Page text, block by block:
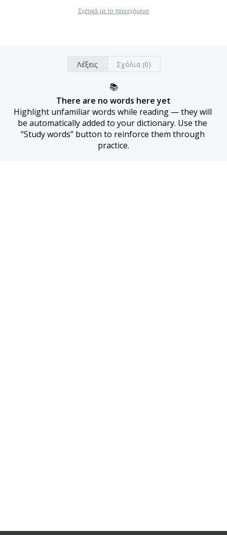
Σχετικά με το περιεχόμενο
Λέξεις Σχόλια (0)
📚
There are no words here yet
Highlight unfamiliar words while reading — they will
be automatically added to your dictionary. Use the
“Study words” button to reinforce them through
practice.